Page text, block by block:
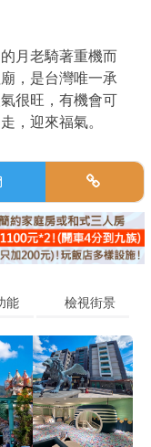
月老騎著重機而
，是台灣唯一承
很旺，有機會可
，迎來福氣。
能 檢視街景